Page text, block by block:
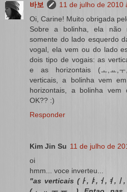
바보
11 de julho de 2010
Oi, Carine! Muito obrigada
Sobre a bolinha, ela não
somente do lado esquerdo
vogal, ela vem ou do lado
dois tipo de vogais: as
e as horizontais (ㅗ,ㅛ,
verticais, a bolinha vem
horizontais, a bolinha vem
OK?? :)
Responder
Kim Jin Su 11 de julho de
oi
hmm... voce inverteu...
"as verticais (ㅏ,ㅑ,ㅓ,ㅕ,